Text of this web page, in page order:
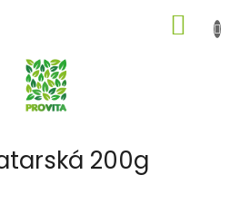
KOŠÍK
200g